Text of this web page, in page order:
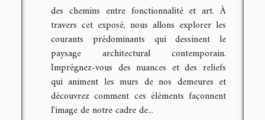
des chemins entre fonctionnalité et art. À
travers cet exposé, nous allons explorer les
courants prédominants qui dessinent le
paysage architectural contemporain.
Imprégnez-vous des nuances et des reliefs
qui animent les murs de nos demeures et
découvrez comment ces éléments façonnent
l'image de notre cadre de...